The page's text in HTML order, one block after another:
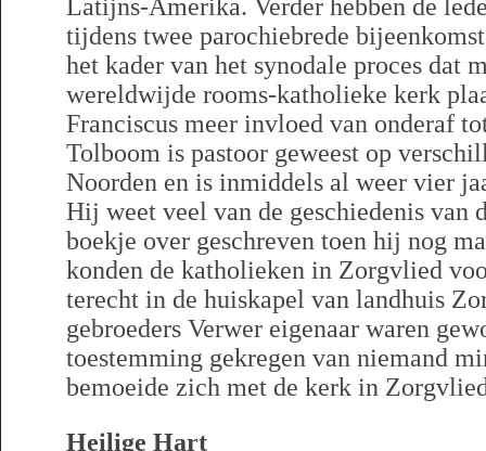
Latijns-Amerika. Verder hebben de
tijdens twee parochiebrede
het kader van het synodale proces dat
wereldwijde rooms-katholieke kerk
Franciscus meer invloed van onderaf
Tolboom is pastoor geweest op
Noorden en is inmiddels al weer vier
Hij weet veel van de geschiedenis van
boekje over geschreven toen hij nog
konden de katholieken in Zorgvlied
terecht in de huiskapel van landhuis
gebroeders Verwer eigenaar waren
toestemming gekregen van niemand
bemoeide zich met de kerk in
Heilige Hart